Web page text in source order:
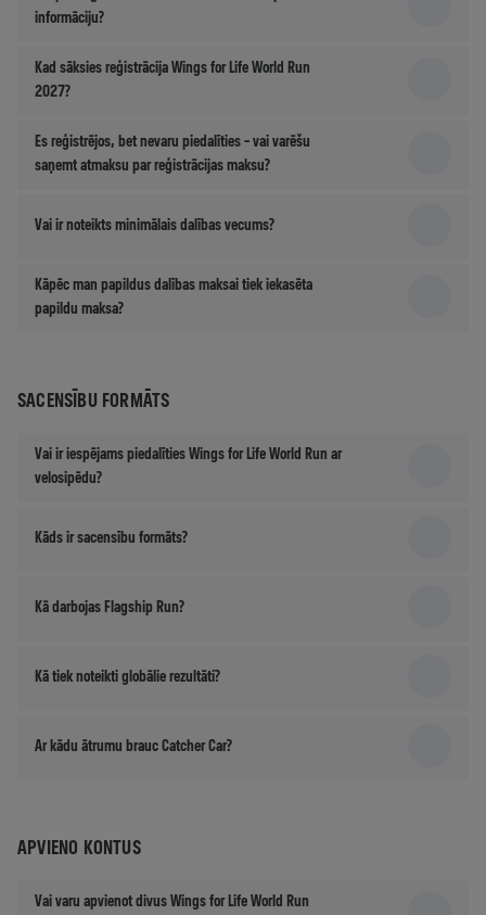
informāciju?
Kad sāksies reģistrācija Wings for Life World Run
2027?
Es reģistrējos, bet nevaru piedalīties – vai varēšu
saņemt atmaksu par reģistrācijas maksu?
Vai ir noteikts minimālais dalības vecums?
Kāpēc man papildus dalības maksai tiek iekasēta
papildu maksa?
SACENSĪBU FORMĀTS
Vai ir iespējams piedalīties Wings for Life World Run ar
velosipēdu?
Kāds ir sacensību formāts?
Kā darbojas Flagship Run?
Kā tiek noteikti globālie rezultāti?
Ar kādu ātrumu brauc Catcher Car?
APVIENO KONTUS
Vai varu apvienot divus Wings for Life World Run